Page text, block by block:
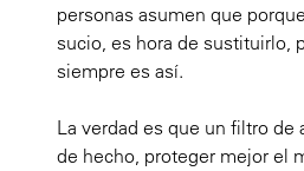
personas asumen que
sucio, es hora de sustituirlo,
siempre es así.
La verdad es que un filtro de
de hecho, proteger mejor el